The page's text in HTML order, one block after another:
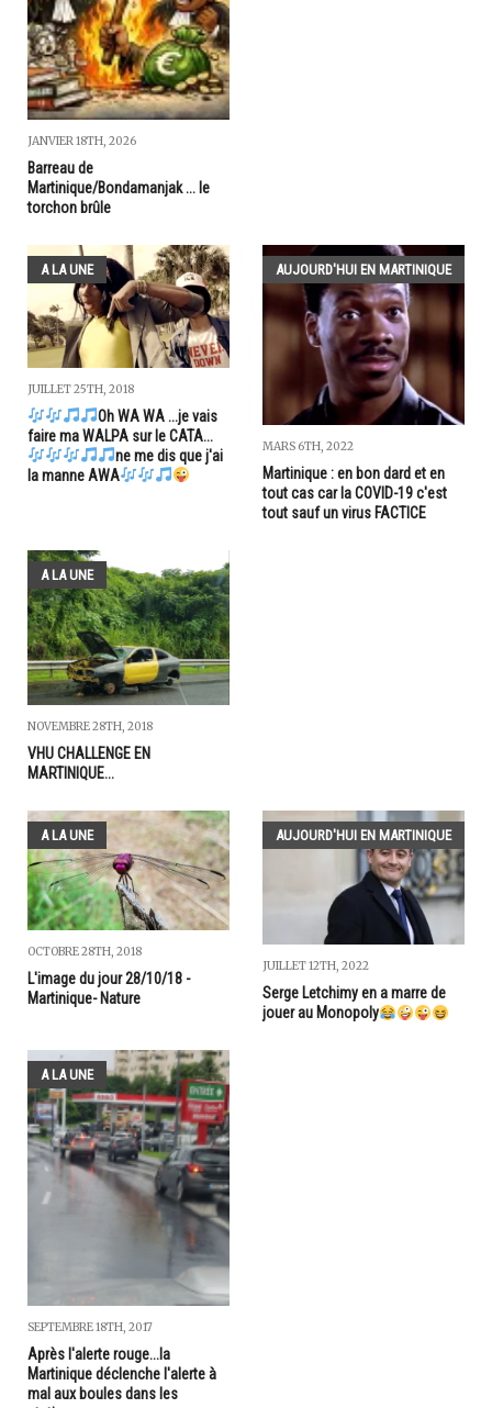
JANVIER 18TH, 2026
Barreau de
Martinique/Bondamanjak ... le
torchon brûle
A LA UNE
JUILLET 25TH, 2018
Oh WA WA ...je vais
faire ma WALPA sur le CATA...
ne me dis que j'ai
la manne AWA
AUJOURD'HUI EN MARTINIQUE
MARS 6TH, 2022
Martinique : en bon dard et en
tout cas car la COVID-19 c'est
tout sauf un virus FACTICE
A LA UNE
NOVEMBRE 28TH, 2018
VHU CHALLENGE EN
MARTINIQUE...
A LA UNE
OCTOBRE 28TH, 2018
L'image du jour 28/10/18 -
Martinique- Nature
AUJOURD'HUI EN MARTINIQUE
JUILLET 12TH, 2022
Serge Letchimy en a marre de
jouer au Monopoly
A LA UNE
SEPTEMBRE 18TH, 2017
Après l'alerte rouge...la
Martinique déclenche l'alerte à
mal aux boules dans les